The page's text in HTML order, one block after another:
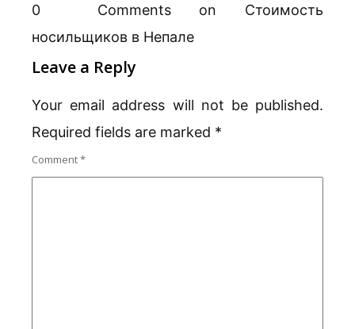
0 Comments on Стоимость
носильщиков в Непале
Leave a Reply
Your email address will not be published.
Required fields are marked *
Comment*